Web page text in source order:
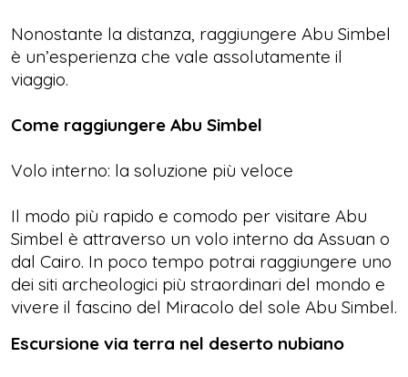
Nonostante la distanza, raggiungere Abu Simbel
è un’esperienza che vale assolutamente il
viaggio.
Come raggiungere Abu Simbel
Volo interno: la soluzione più veloce
Il modo più rapido e comodo per visitare Abu
Simbel è attraverso un volo interno da Assuan o
dal Cairo. In poco tempo potrai raggiungere uno
dei siti archeologici più straordinari del mondo e
vivere il fascino del Miracolo del sole Abu Simbel.
Escursione via terra nel deserto nubiano